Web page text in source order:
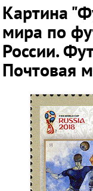
Картина
мира по
России.
Почтовая